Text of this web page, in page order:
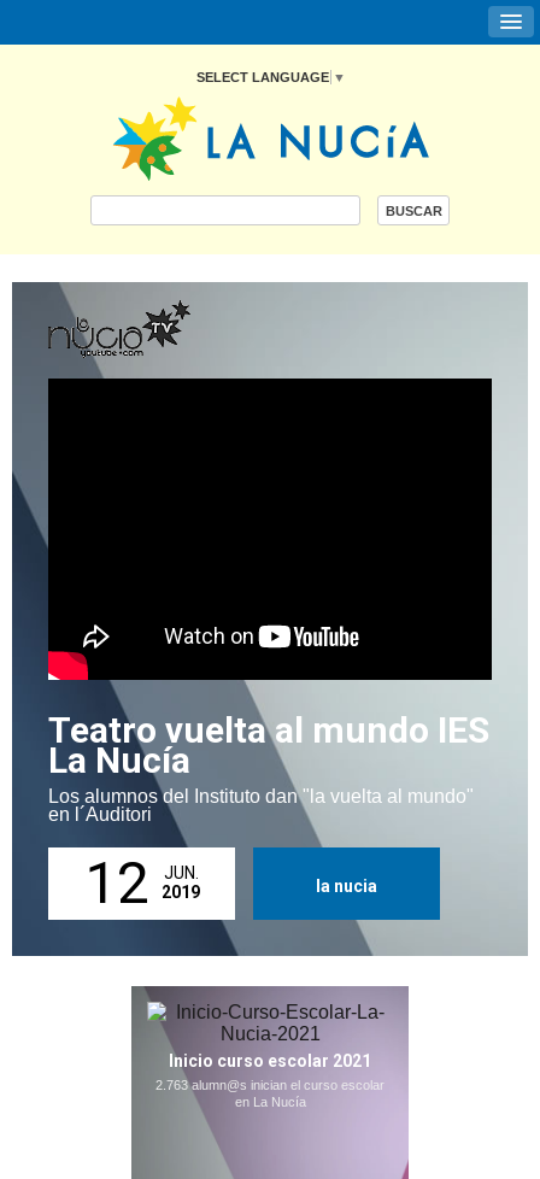
SELECT LANGUAGE ▼
Teatro vuelta al mundo IES
La Nucía
Los alumnos del Instituto dan "la vuelta al mundo"
en l´Auditori
12
JUN.
2019
la nucia
Inicio curso escolar 2021
2.763 alumn@s inician el curso escolar
en La Nucía